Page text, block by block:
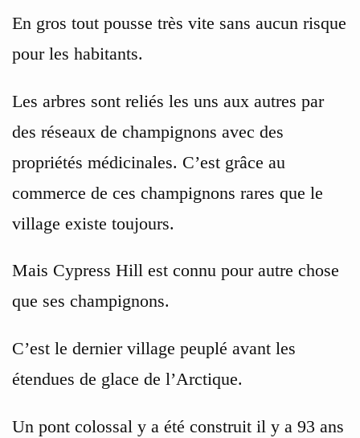
En gros tout pousse très vite sans aucun risque
pour les habitants.
Les arbres sont reliés les uns aux autres par
des réseaux de champignons avec des
propriétés médicinales. C’est grâce au
commerce de ces champignons rares que le
village existe toujours.
Mais Cypress Hill est connu pour autre chose
que ses champignons.
C’est le dernier village peuplé avant les
étendues de glace de l’Arctique.
Un pont colossal y a été construit il y a 93 ans